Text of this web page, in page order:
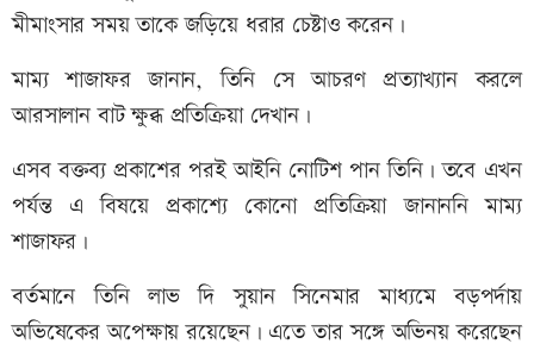
মীমাংসার সময় তাকে জড়িয়ে ধরার চেষ্টাও করেন।
মাম্য শাজাফর জানান, তিনি সে আচরণ প্রত্যাখ্যান করলে
আরসালান বাট ক্ষুব্ধ প্রতিক্রিয়া দেখান।
এসব বক্তব্য প্রকাশের পরই আইনি নোটিশ পান তিনি। তবে এখন
পর্যন্ত এ বিষয়ে প্রকাশ্যে কোনো প্রতিক্রিয়া জানাননি মাম্য
শাজাফর।
বর্তমানে তিনি লাভ দি সুয়ান সিনেমার মাধ্যমে বড়পর্দায়
অভিষেকের অপেক্ষায় রয়েছেন। এতে তার সঙ্গে অভিনয় করেছেন